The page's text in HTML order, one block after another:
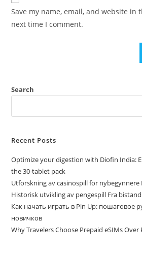
Save my name, email, and website in
next time I comment.
Search
Recent Posts
Optimize your digestion with Diofin India:
the 30-tablet pack
Utforskning av casinospill for nybegynnere
Historisk utvikling av pengespill Fra
Как начать играть в Pin Up: пошаговое
новичков
Why Travelers Choose Prepaid eSIMs Over